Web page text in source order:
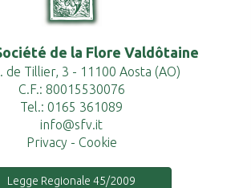
de la Flore Valdôtaine
de Tillier, 3 - 11100 Aosta (AO)
C.F.: 80015530076
Tel.: 0165 361089
info@sfv.it
Privacy - Cookie
Legge Regionale 45/2009